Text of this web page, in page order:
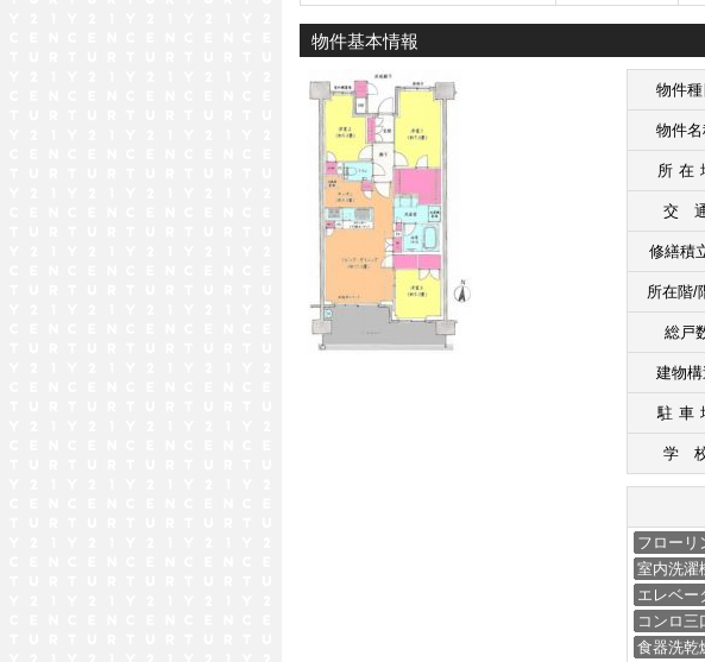
物件基本情報
物件種
物件
所在
交
修繕積
所在階/
総戸
建物構
駐車
学
フローリ
室内洗濯
エレベー
コンロ三
食器洗乾